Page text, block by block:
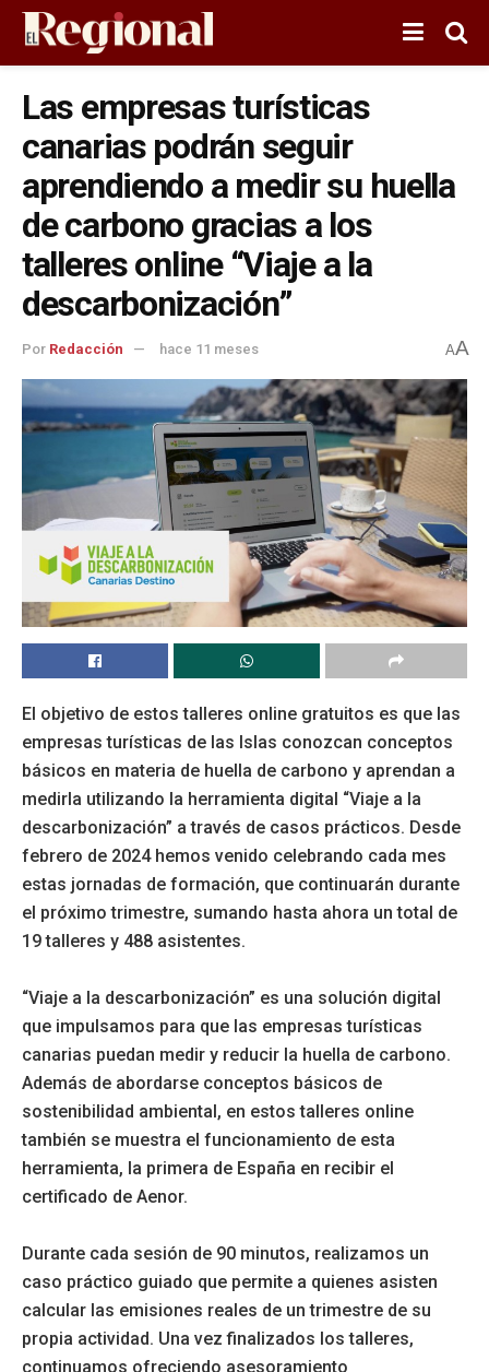
Las empresas turísticas
canarias podrán seguir
aprendiendo a medir su huella
de carbono gracias a los
talleres online “Viaje a la
descarbonización”
Por Redacción hace 11 meses AA
El objetivo de estos talleres online gratuitos es que las
empresas turísticas de las Islas conozcan conceptos
básicos en materia de huella de carbono y aprendan a
medirla utilizando la herramienta digital “Viaje a la
descarbonización” a través de casos prácticos. Desde
febrero de 2024 hemos venido celebrando cada mes
estas jornadas de formación, que continuarán durante
el próximo trimestre, sumando hasta ahora un total de
19 talleres y 488 asistentes.
“Viaje a la descarbonización” es una solución digital
que impulsamos para que las empresas turísticas
canarias puedan medir y reducir la huella de carbono.
Además de abordarse conceptos básicos de
sostenibilidad ambiental, en estos talleres online
también se muestra el funcionamiento de esta
herramienta, la primera de España en recibir el
certificado de Aenor.
Durante cada sesión de 90 minutos, realizamos un
caso práctico guiado que permite a quienes asisten
calcular las emisiones reales de un trimestre de su
propia actividad. Una vez finalizados los talleres,
continuamos ofreciendo asesoramiento